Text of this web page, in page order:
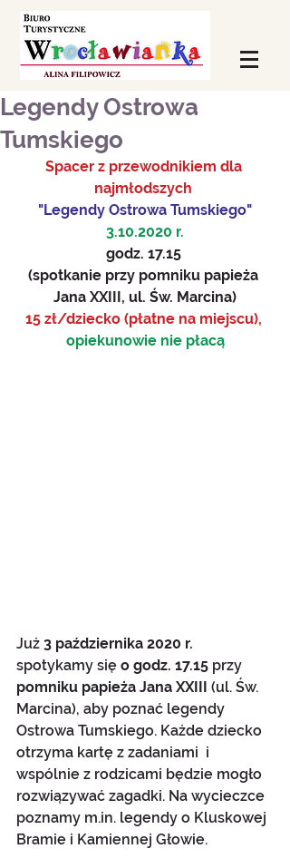
Legendy Ostrowa
Tumskiego
Spacer z przewodnikiem dla
najmłodszych
"Legendy Ostrowa Tumskiego"
3.10.2020 r.
godz. 17.15
(spotkanie przy pomniku papieża
Jana XXIII, ul. Św. Marcina)
15 zł/dziecko (płatne na miejscu),
opiekunowie nie płacą
Już 3 października 2020 r.
spotykamy się o godz. 17.15 przy
pomniku papieża Jana XXIII (ul. Św.
Marcina), aby poznać legendy
Ostrowa Tumskiego. Każde dziecko
otrzyma kartę z zadaniami  i
wspólnie z rodzicami będzie mogło
rozwiązywać zagadki. Na wycieczce
poznamy m.in. legendy o Kluskowej
Bramie i Kamiennej Głowie.